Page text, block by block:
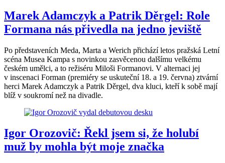
Marek Adamczyk a Patrik Děrgel: Role
Formana nás přivedla na jedno jeviště
Po představeních Meda, Marta a Werich přichází letos pražská Letní
scéna Musea Kampa s novinkou zasvěcenou dalšímu velkému
českém umělci, a to režiséru Miloši Formanovi. V alternaci jej
v inscenaci Forman (premiéry se uskuteční 18. a 19. června) ztvární
herci Marek Adamczyk a Patrik Děrgel, dva kluci, kteří k sobě mají
blíž v soukromí než na divadle.
Igor Orozovič: Řekl jsem si, že holubí
muž by mohla být moje značka